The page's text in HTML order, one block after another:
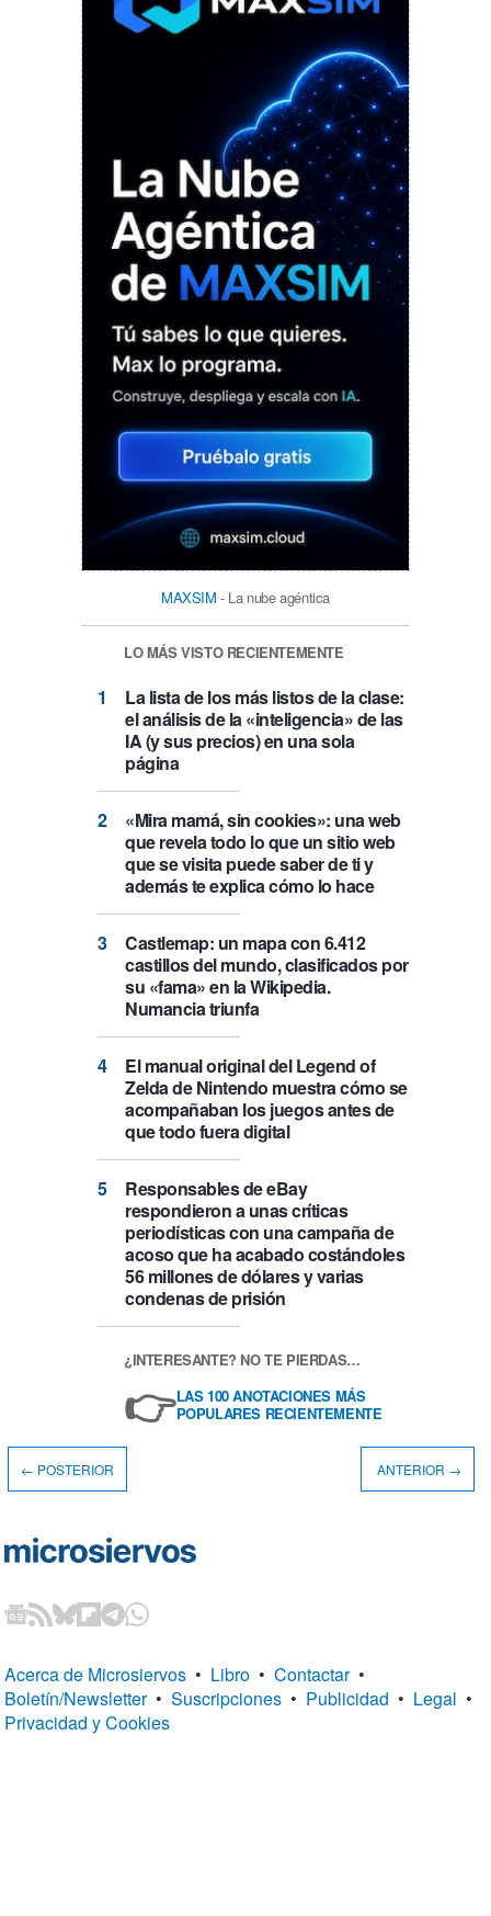
MAXSIM - La nube agéntica
LO MÁS VISTO RECIENTEMENTE
La lista de los más listos de la clase:
el análisis de la «inteligencia» de las
IA (y sus precios) en una sola
página
«Mira mamá, sin cookies»: una web
que revela todo lo que un sitio web
que se visita puede saber de ti y
además te explica cómo lo hace
Castlemap: un mapa con 6.412
castillos del mundo, clasificados por
su «fama» en la Wikipedia.
Numancia triunfa
El manual original del Legend of
Zelda de Nintendo muestra cómo se
acompañaban los juegos antes de
que todo fuera digital
Responsables de eBay
respondieron a unas críticas
periodísticas con una campaña de
acoso que ha acabado costándoles
56 millones de dólares y varias
condenas de prisión
¿INTERESANTE? NO TE PIERDAS…
👉LAS 100 ANOTACIONES MÁS
POPULARES RECIENTEMENTE
← POSTERIOR ANTERIOR →
Acerca de Microsiervos • Libro • Contactar •
Boletín/Newsletter • Suscripciones • Publicidad • Legal •
Privacidad y Cookies